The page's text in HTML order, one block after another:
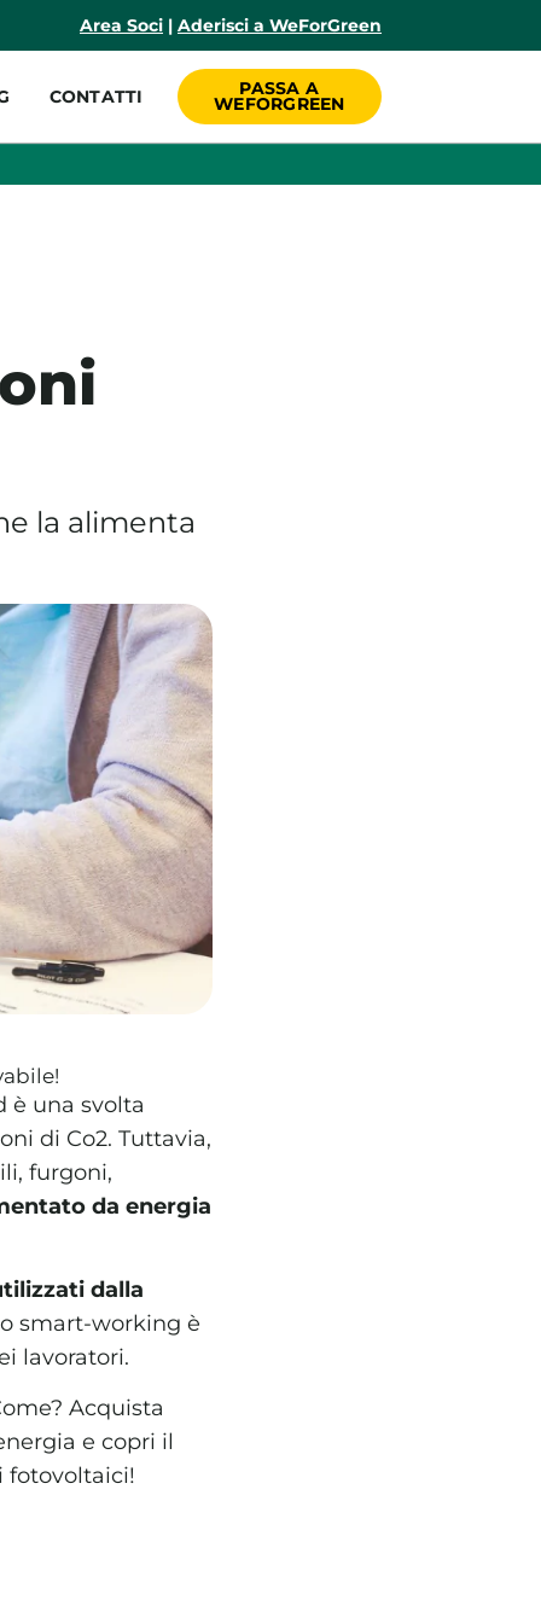
Area Soci | Aderisci a WeForGreen
CONTATTI
PASSA A
WEFORGREEN
la alimenta
è una svolta
di Co2. Tuttavia,
furgoni,
da energia
dalla
smart-working è
lavoratori.
Acquista
e copri il
fotovoltaici!